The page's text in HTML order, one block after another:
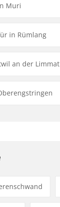
Muri
in Rümlang
an der Limmat